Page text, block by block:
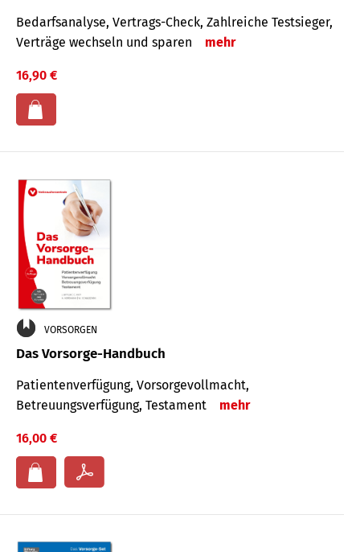
Bedarfsanalyse, Vertrags-Check, Zahlreiche Testsieger,
Verträge wechseln und sparen
mehr
16,90 €
VORSORGEN
Das Vorsorge-Handbuch
Patientenverfügung, Vorsorgevollmacht,
Betreuungsverfügung, Testament
mehr
16,00 €